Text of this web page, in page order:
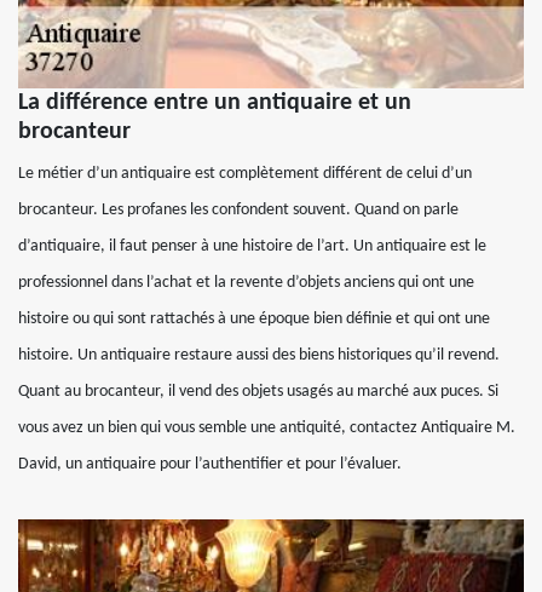
La différence entre un antiquaire et un
brocanteur
Le métier d’un antiquaire est complètement différent de celui d’un
brocanteur. Les profanes les confondent souvent. Quand on parle
d’antiquaire, il faut penser à une histoire de l’art. Un antiquaire est le
professionnel dans l’achat et la revente d’objets anciens qui ont une
histoire ou qui sont rattachés à une époque bien définie et qui ont une
histoire. Un antiquaire restaure aussi des biens historiques qu’il revend.
Quant au brocanteur, il vend des objets usagés au marché aux puces. Si
vous avez un bien qui vous semble une antiquité, contactez Antiquaire M.
David, un antiquaire pour l’authentifier et pour l’évaluer.